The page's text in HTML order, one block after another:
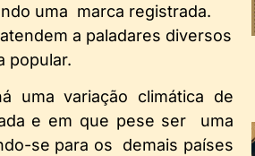
uma marca registrada.
a paladares diversos
popular.
uma variação climática de
e em que pese ser uma
se para os demais países